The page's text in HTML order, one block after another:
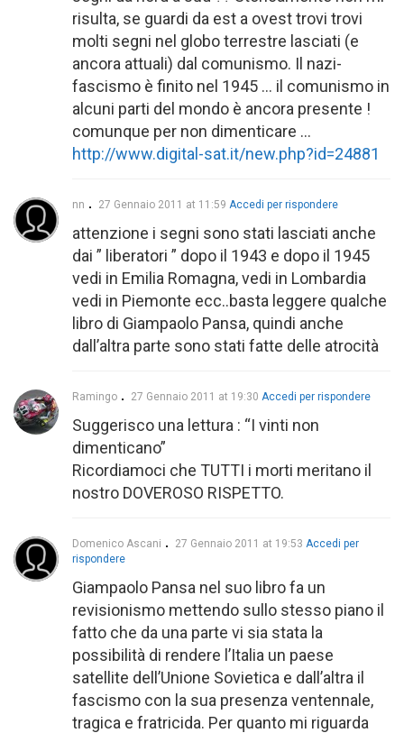
risulta, se guardi da est a ovest trovi trovi
molti segni nel globo terrestre lasciati (e
ancora attuali) dal comunismo. Il nazi-
fascismo è finito nel 1945 … il comunismo in
alcuni parti del mondo è ancora presente !
comunque per non dimenticare …
http://www.digital-sat.it/new.php?id=24881
nn 27 Gennaio 2011 at 11:59 Accedi per rispondere
attenzione i segni sono stati lasciati anche
dai ” liberatori ” dopo il 1943 e dopo il 1945
vedi in Emilia Romagna, vedi in Lombardia
vedi in Piemonte ecc..basta leggere qualche
libro di Giampaolo Pansa, quindi anche
dall’altra parte sono stati fatte delle atrocità
Ramingo 27 Gennaio 2011 at 19:30 Accedi per rispondere
Suggerisco una lettura : “I vinti non
dimenticano”
Ricordiamoci che TUTTI i morti meritano il
nostro DOVEROSO RISPETTO.
Domenico Ascani 27 Gennaio 2011 at 19:53 Accedi per
rispondere
Giampaolo Pansa nel suo libro fa un
revisionismo mettendo sullo stesso piano il
fatto che da una parte vi sia stata la
possibilità di rendere l’Italia un paese
satellite dell’Unione Sovietica e dall’altra il
fascismo con la sua presenza ventennale,
tragica e fratricida. Per quanto mi riguarda